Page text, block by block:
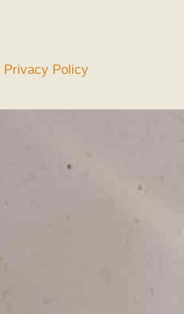
Privacy Policy